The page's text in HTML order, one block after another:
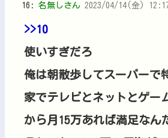
16: 名無しさん 2023/04/14(金)
>>10
使いすぎだろ
俺は朝散歩してスーパーで
家でテレビとネットとゲー
から月15万あれば満足なん